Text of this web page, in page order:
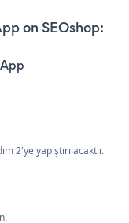
on SEOshop:
2'ye yapıştırılacaktır.